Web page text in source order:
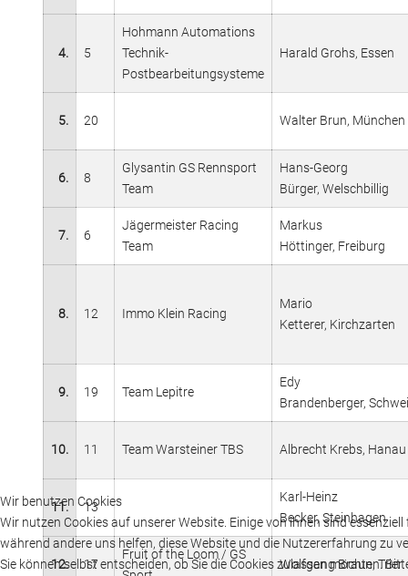
4. 5
Hohmann Automations
Technik-
Postbearbeitungsysteme
Harald Grohs, Essen
5. 20 Walter Brun, München
6. 8
Glysantin GS Rennsport
Team
Hans-Georg
Bürger, Welschbillig
7. 6
Jägermeister Racing
Team
Markus
Höttinger, Freiburg
8. 12 Immo Klein Racing
Mario
Ketterer, Kirchzarten
9. 19 Team Lepitre
Edy
Brandenberger,
10. 11 Team Warsteiner TBS Albrecht Krebs, Hanau
11. 13
Karl-Heinz
Becker, Steinhagen
12. 17
Fruit of the Loom / GS
Wolfgang Braun, Trier
Wir benutzen Cookies
Wir nutzen Cookies auf unserer Website. Einige von ihnen sind essenziell
während andere uns helfen, diese Website und die Nutzererfahrung zu
Sie können selbst entscheiden, ob Sie die Cookies zulassen möchten.